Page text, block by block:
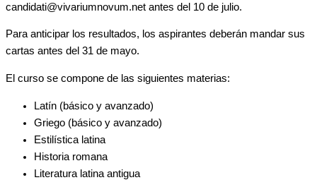
candidati@vivariumnovum.net antes del 10 de julio.
Para anticipar los resultados, los aspirantes deberán mandar sus
cartas antes del 31 de mayo.
El curso se compone de las siguientes materias:
Latín (básico y avanzado)
Griego (básico y avanzado)
Estilística latina
Historia romana
Literatura latina antigua